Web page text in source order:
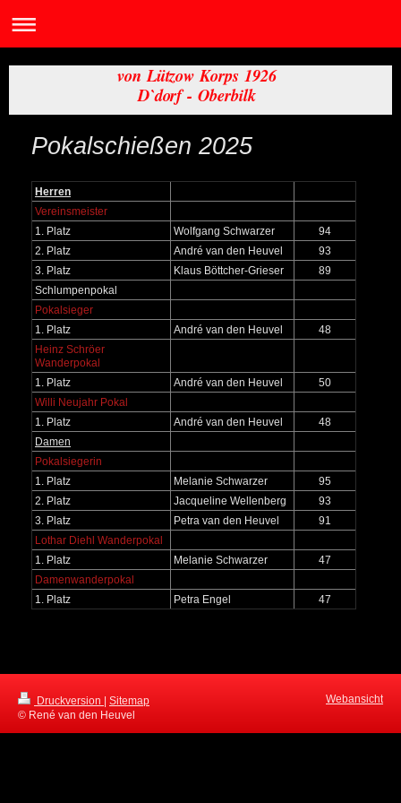
von Lützow Korps 1926
D`dorf - Oberbilk
Pokalschießen 2025
Herren
Vereinsmeister
1. Platz
Wolfgang Schwarzer
94
2. Platz
André van den Heuvel
93
3. Platz
Klaus Böttcher-Grieser
89
Schlumpenpokal
Pokalsieger
1. Platz
André van den Heuvel
48
Heinz Schröer
Wanderpokal
1. Platz
André van den Heuvel
50
Willi Neujahr Pokal
1. Platz
André van den Heuvel
48
Damen
Pokalsiegerin
1. Platz
Melanie Schwarzer
95
2. Platz
Jacqueline Wellenberg
93
3. Platz
Petra van den Heuvel
91
Lothar Diehl Wanderpokal
1. Platz
Melanie Schwarzer
47
Damenwanderpokal
1. Platz
Petra Engel 47
Druckversion | Sitemap
© René van den Heuvel
Webansicht